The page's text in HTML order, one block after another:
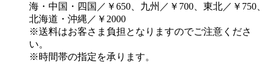
海・中国・四国／￥650、九州／￥700、東北／￥750、
北海道・沖縄／￥2000
※送料はお客さま負担となりますのでご注意くださ
い。
※時間帯の指定を承ります。